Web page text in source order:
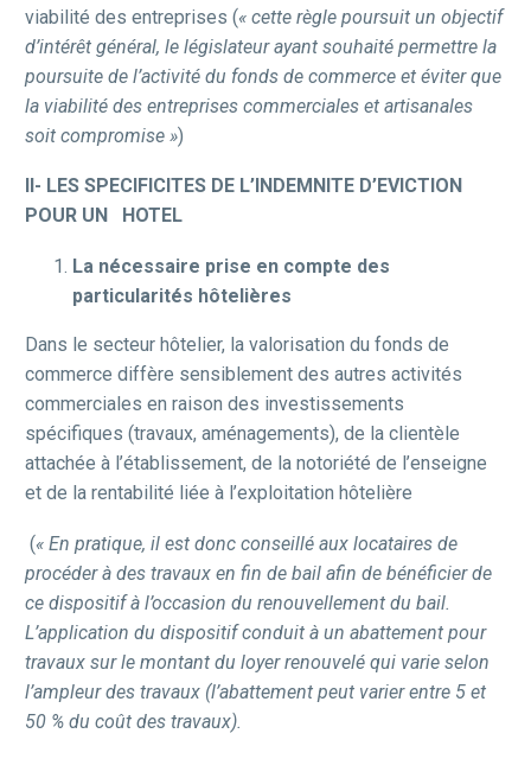
viabilité des entreprises (« cette règle poursuit un objectif
d’intérêt général, le législateur ayant souhaité permettre la
poursuite de l’activité du fonds de commerce et éviter que
la viabilité des entreprises commerciales et artisanales
soit compromise »)
II- LES SPECIFICITES DE L’INDEMNITE D’EVICTION
POUR UN HOTEL
La nécessaire prise en compte des
particularités hôtelières
Dans le secteur hôtelier, la valorisation du fonds de
commerce diffère sensiblement des autres activités
commerciales en raison des investissements
spécifiques (travaux, aménagements), de la clientèle
attachée à l’établissement, de la notoriété de l’enseigne
et de la rentabilité liée à l’exploitation hôtelière
(« En pratique, il est donc conseillé aux locataires de
procéder à des travaux en fin de bail afin de bénéficier de
ce dispositif à l’occasion du renouvellement du bail.
L’application du dispositif conduit à un abattement pour
travaux sur le montant du loyer renouvelé qui varie selon
l’ampleur des travaux (l’abattement peut varier entre 5 et
50 % du coût des travaux).